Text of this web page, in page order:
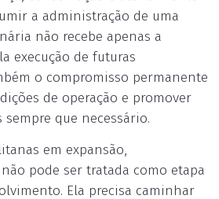
a administração de uma
não recebe apenas a
execução de futuras
o compromisso permanente
de operação e promover
que necessário.
em expansão,
pode ser tratada como etapa
Ela precisa caminhar